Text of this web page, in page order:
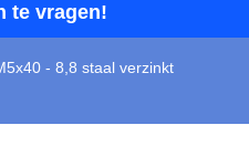
te vragen!
- 8,8 staal verzinkt